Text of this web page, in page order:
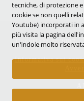
Copyright © 2007 -
Informativa sui
tecniche, di protezione
cookie se non quelli
Youtube) incorporati in
più visita la pagina
un'indole molto